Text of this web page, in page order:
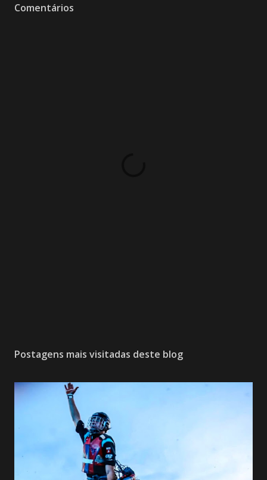
Comentários
Postagens mais visitadas deste blog